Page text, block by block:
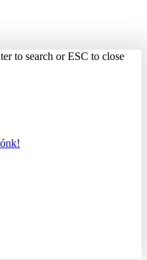
to search or ESC to close